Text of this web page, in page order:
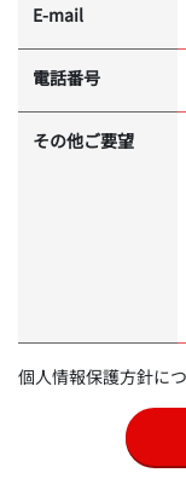
E-mail
電話番号
その他ご要望
個人情報保護方針に